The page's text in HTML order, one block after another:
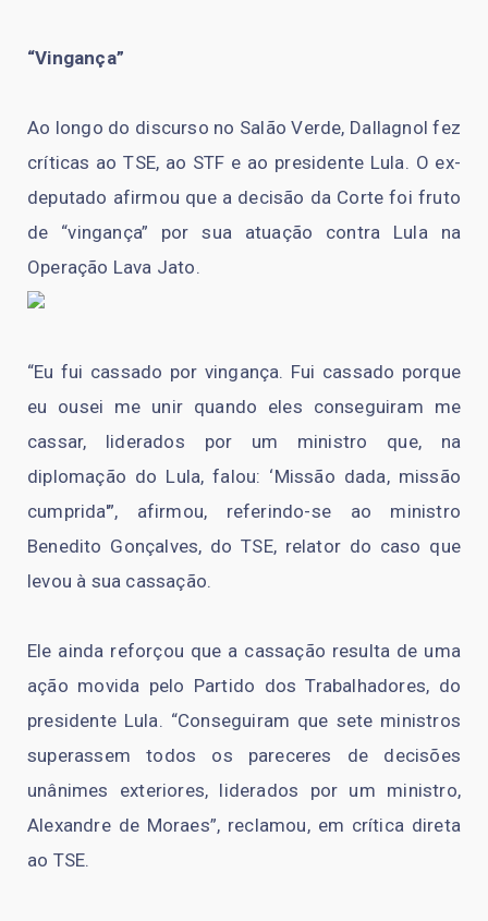
“Vingança”
Ao longo do discurso no Salão Verde, Dallagnol fez
críticas ao TSE, ao STF e ao presidente Lula. O ex-
deputado afirmou que a decisão da Corte foi fruto
de “vingança” por sua atuação contra Lula na
Operação Lava Jato.
“Eu fui cassado por vingança. Fui cassado porque
eu ousei me unir quando eles conseguiram me
cassar, liderados por um ministro que, na
diplomação do Lula, falou: ‘Missão dada, missão
cumprida'”, afirmou, referindo-se ao ministro
Benedito Gonçalves, do TSE, relator do caso que
levou à sua cassação.
Ele ainda reforçou que a cassação resulta de uma
ação movida pelo Partido dos Trabalhadores, do
presidente Lula. “Conseguiram que sete ministros
superassem todos os pareceres de decisões
unânimes exteriores, liderados por um ministro,
Alexandre de Moraes”, reclamou, em crítica direta
ao TSE.